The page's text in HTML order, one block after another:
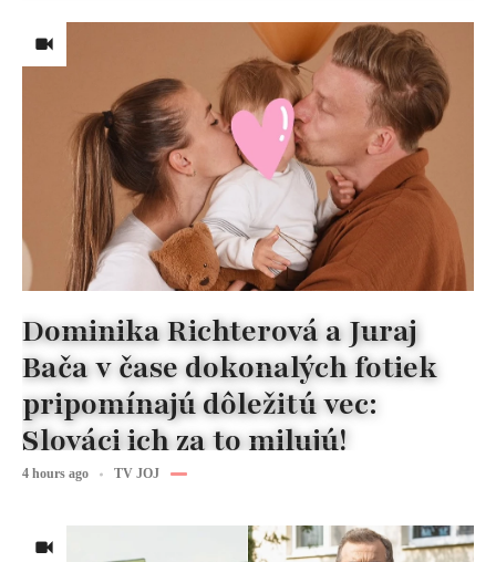
Dominika Richterová a Juraj
Bača v čase dokonalých fotiek
pripomínajú dôležitú vec:
Slováci ich za to milujú!
4 hours ago TV JOJ